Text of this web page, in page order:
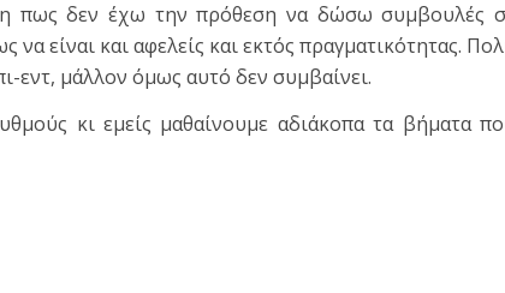
πως δεν έχω την πρόθεση να δώσω συμβουλές
είναι και αφελείς και εκτός πραγματικότητας.
εντ, μάλλον όμως αυτό δεν συμβαίνει.
κι εμείς μαθαίνουμε αδιάκοπα τα βήματα